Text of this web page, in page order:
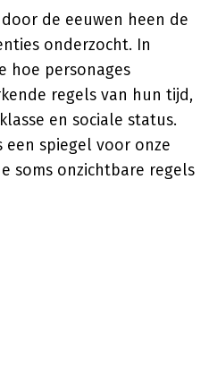
de eeuwen heen de
onderzocht. In
hoe personages
regels van hun tijd,
en sociale status.
een spiegel voor onze
soms onzichtbare regels